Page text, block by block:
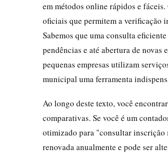
em métodos online rápidos e
oficiais que permitem a verificação
Sabemos que uma consulta
pendências e até abertura de novas
pequenas empresas utilizam
municipal uma ferramenta
Ao longo deste texto, você
comparativas. Se você é um
otimizado para "consultar
renovada anualmente e pode ser